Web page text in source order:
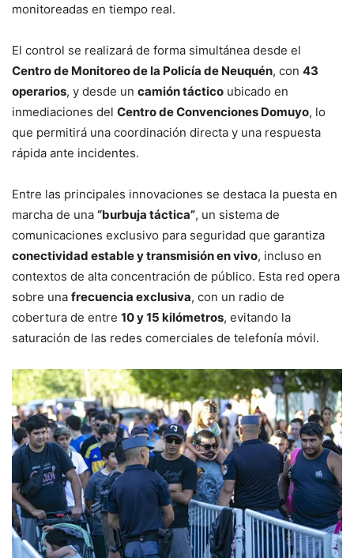
monitoreadas en tiempo real.
El control se realizará de forma simultánea desde el
Centro de Monitoreo de la Policía de Neuquén, con 43
operarios, y desde un camión táctico ubicado en
inmediaciones del Centro de Convenciones Domuyo, lo
que permitirá una coordinación directa y una respuesta
rápida ante incidentes.
Entre las principales innovaciones se destaca la puesta en
marcha de una “burbuja táctica”, un sistema de
comunicaciones exclusivo para seguridad que garantiza
conectividad estable y transmisión en vivo, incluso en
contextos de alta concentración de público. Esta red opera
sobre una frecuencia exclusiva, con un radio de
cobertura de entre 10 y 15 kilómetros, evitando la
saturación de las redes comerciales de telefonía móvil.